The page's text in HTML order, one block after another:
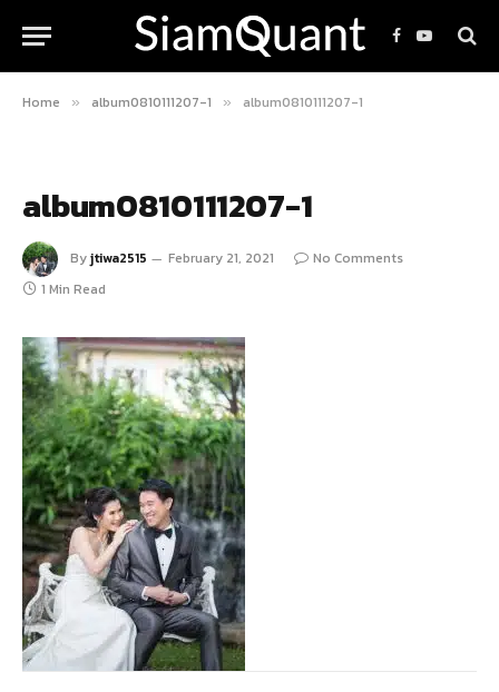
Facebook
YouTube
Home » album0810111207-1 » album0810111207-1
album0810111207-1
Byjtiwa2515 February 21, 2021
No Comments
1 Min Read